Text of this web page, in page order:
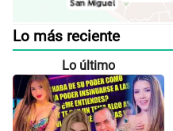
Lo más reciente
Lo último